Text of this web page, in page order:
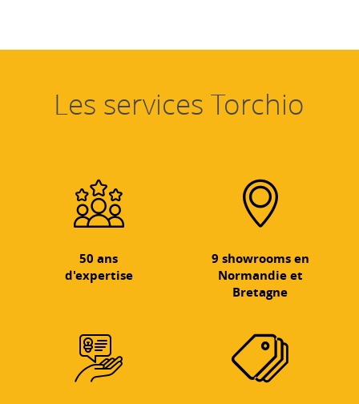
Les services Torchio
50 ans
d'expertise
9 showrooms en
Normandie et
Bretagne